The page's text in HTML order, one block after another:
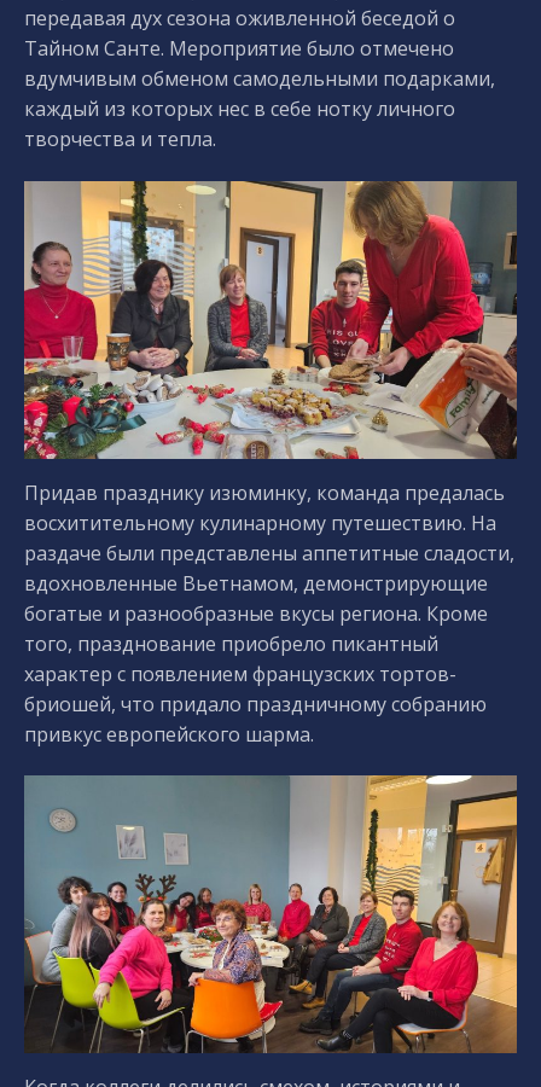
передавая дух сезона оживленной беседой о
Тайном Санте. Мероприятие было отмечено
вдумчивым обменом самодельными подарками,
каждый из которых нес в себе нотку личного
творчества и тепла.
Придав празднику изюминку, команда предалась
восхитительному кулинарному путешествию. На
раздаче были представлены аппетитные сладости,
вдохновленные Вьетнамом, демонстрирующие
богатые и разнообразные вкусы региона. Кроме
того, празднование приобрело пикантный
характер с появлением французских тортов-
бриошей, что придало праздничному собранию
привкус европейского шарма.